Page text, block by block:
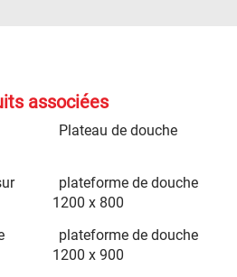
associées
Plateau de douche
plateforme de douche
1200 x 800
plateforme de douche
1200 x 900